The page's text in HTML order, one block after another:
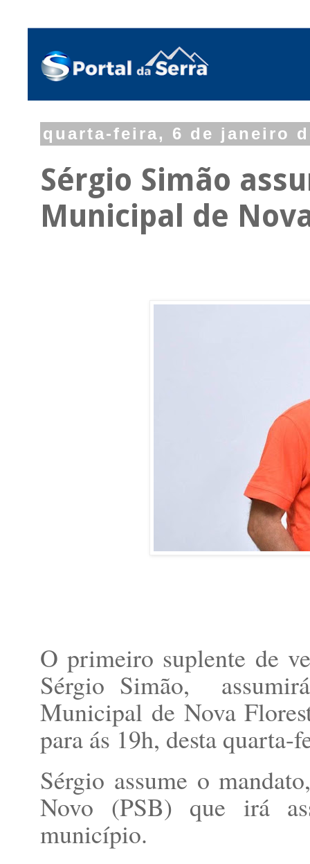
quarta-feira, 6 de janeiro
Sérgio Simão
Municipal de
O primeiro suplente de
Sérgio Simão,
Municipal de Nova
para ás 19h, desta quarta-
Sérgio assume o
Novo (PSB) que irá
município.